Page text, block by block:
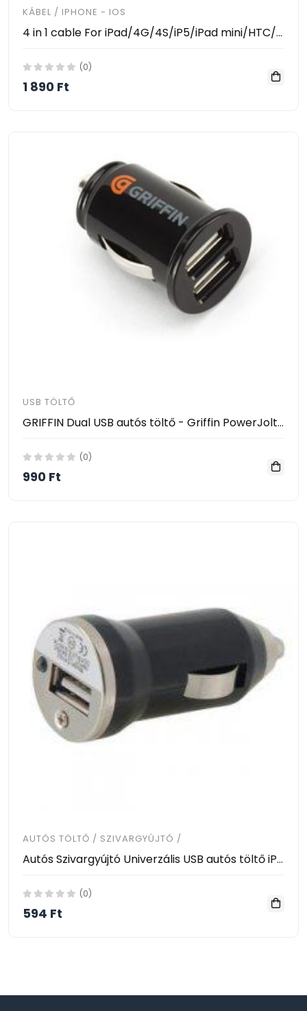
KÁBEL / IPHONE - IOS
4 in 1 cable For iPad/4G/4S/iP5/iPad mini/HTC/SAMSUNG 2.1A
(0)
1 890 Ft
USB TÖLTŐ
GRIFFIN Dual USB autós töltő - Griffin PowerJolt Dual Universal Car Charger for iPhone 4/3GS
(0)
990 Ft
AUTÓS TÖLTŐ / SZIVARGYÚJTÓ /
Autós Szivargyújtó Univerzális USB autós töltő iPhone 3g/3gs
(0)
594 Ft